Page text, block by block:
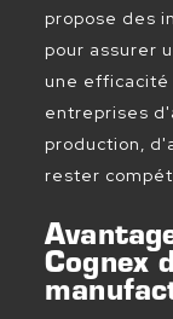
propose des
pour assurer
une efficacité
entreprises
production,
rester
Cognex